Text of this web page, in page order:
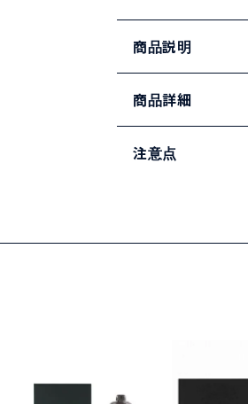
商品説明
商品詳細
注意点